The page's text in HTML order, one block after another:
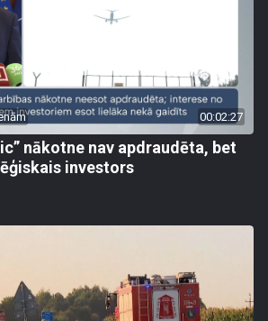
00:02:27
nākotne nav apdraudēta, bet
investors